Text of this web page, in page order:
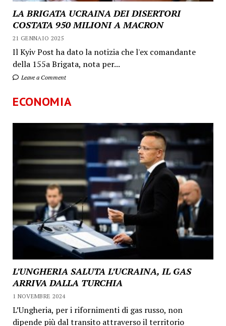
LA BRIGATA UCRAINA DEI DISERTORI
COSTATA 950 MILIONI A MACRON
21 GENNAIO 2025
Il Kyiv Post ha dato la notizia che l'ex comandante
della 155a Brigata, nota per...
Leave a Comment
ECONOMIA
L’UNGHERIA SALUTA L’UCRAINA, IL GAS
ARRIVA DALLA TURCHIA
1 NOVEMBRE 2024
L’Ungheria, per i rifornimenti di gas russo, non
dipende più dal transito attraverso il territorio